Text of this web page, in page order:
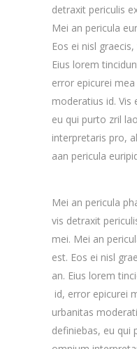
detraxit periculis
Mei an pericula
Eos ei nisl
Eius lorem
error epicurei
moderatius id. Vis
eu qui purto zril
interpretaris pro,
aan pericula
Mei an pericula
vis detraxit
mei. Mei an
est. Eos ei nisl
an. Eius lorem
id, error epicurei
urbanitas
definiebas, eu qui